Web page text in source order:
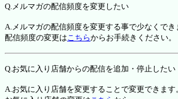
Q.メルマガの配信頻度を変更したい
A.メルマガの配信頻度を変更する事で少なくでき
配信頻度の変更はこちらからお手続きください。
Q.お気に入り店舗からの配信を追加・停止したい
A.お気に入り店舗を変更することで変更できます